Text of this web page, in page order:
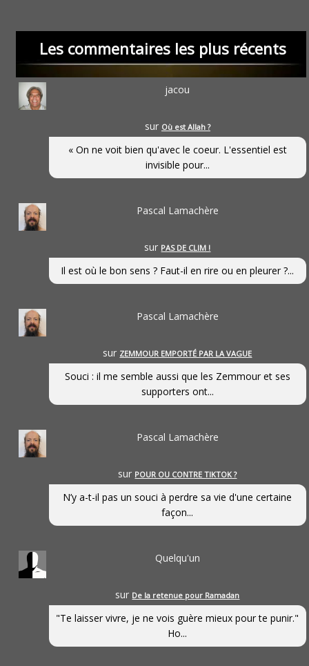
Les commentaires les plus récents
jacou
sur Où est Allah ?
« On ne voit bien qu'avec le coeur. L'essentiel est
invisible pour...
Pascal Lamachère
sur PAS DE CLIM !
Il est où le bon sens ? Faut-il en rire ou en pleurer ?...
Pascal Lamachère
sur ZEMMOUR EMPORTÉ PAR LA VAGUE
Souci : il me semble aussi que les Zemmour et ses
supporters ont...
Pascal Lamachère
sur POUR OU CONTRE TIKTOK ?
N’y a-t-il pas un souci à perdre sa vie d'une certaine
façon...
Quelqu'un
sur De la retenue pour Ramadan
"Te laisser vivre, je ne vois guère mieux pour te punir."
Ho...